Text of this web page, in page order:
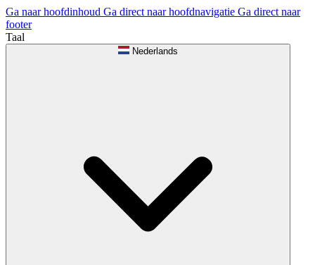
Ga naar hoofdinhoud Ga direct naar hoofdnavigatie Ga direct naar
footer
Taal
Nederlands